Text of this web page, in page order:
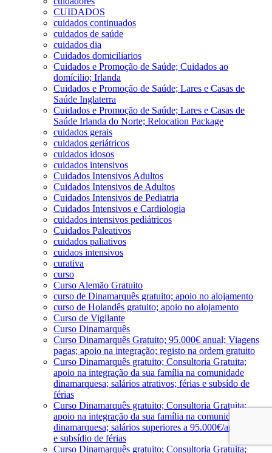
CUIDADOS
cuidados continuados
cuidados de saúde
cuidados dia
Cuidados domiciliarios
Cuidados e Promoção de Saúde; Cuidados ao
domícilio; Irlanda
Cuidados e Promoção de Saúde; Lares e Casas de
Saúde Inglaterra
Cuidados e Promoção de Saúde; Lares e Casas de
Saúde Irlanda do Norte; Relocation Package
cuidados gerais
cuidados geriátricos
cuidados idosos
cuidados intensivos
Cuidados Intensivos Adultos
Cuidados Intensivos de Adultos
Cuidados Intensivos de Pediatria
Cuidados Intensivos e Cardiologia
cuidados intensivos pediátricos
Cuidados Paleativos
cuidados paliativos
cuidaos intensivos
curativa
curso
Curso Alemão Gratuito
curso de Dinamarquês gratuito; apoio no alojamento
curso de Holandês gratuito; apoio no alojamento
Curso de Vigilante
Curso Dinamarquês
Curso Dinamarquês Gratuito; 95.000€ anual; Viagens
pagas; apoio na integração; registo na ordem gratuito
Curso Dinamarquês gratuito; Consultoria Gratuita;
apoio na integração da sua família na comunidade
dinamarquesa; salários atrativos; férias e subsído de
férias
Curso Dinamarquês gratuito; Consultoria Gratuita;
apoio na integração da sua família na comunidade
dinamarquesa; salários superiores a 95.000€/ano; férias
e subsídio de férias
Curso Dinamarquês gratuito; Consultoria Gratuita;